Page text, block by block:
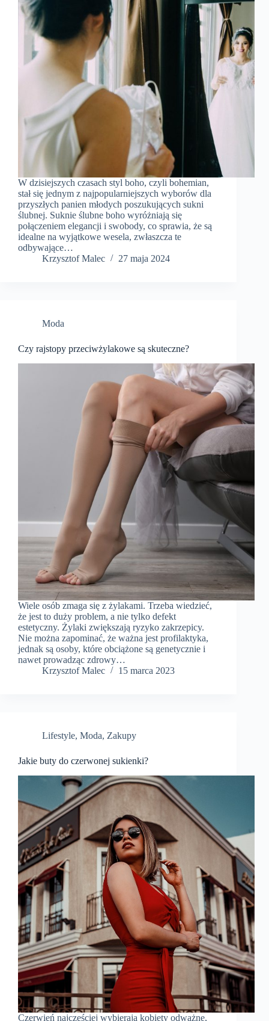
W dzisiejszych czasach styl boho, czyli bohemian,
stał się jednym z najpopularniejszych wyborów dla
przyszłych panien młodych poszukujących sukni
ślubnej. Suknie ślubne boho wyróżniają się
połączeniem elegancji i swobody, co sprawia, że są
idealne na wyjątkowe wesela, zwłaszcza te
odbywające…
Krzysztof Malec
27 maja 2024
Moda
Czy rajstopy przeciwżylakowe są skuteczne?
Wiele osób zmaga się z żylakami. Trzeba wiedzieć,
że jest to duży problem, a nie tylko defekt
estetyczny. Żylaki zwiększają ryzyko zakrzepicy.
Nie można zapominać, że ważna jest profilaktyka,
jednak są osoby, które obciążone są genetycznie i
nawet prowadząc zdrowy…
Krzysztof Malec
15 marca 2023
Lifestyle, Moda, Zakupy
Jakie buty do czerwonej sukienki?
Czerwień najczęściej wybierają kobiety odważne,